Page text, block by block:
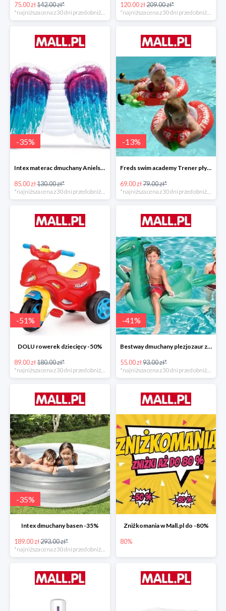
75.00 zł142.00 zł*
*najniższa cena z 30 dni przed obniżką
120.00 zł209.00 zł*
*najniższa cena z 30 dni przed obniżką
-35%
Intex materac dmuchany Anielskie skrzydła -34%
85.00 zł130.00 zł*
-13%
Freds swim academy Trener pływania
69.00 zł79.00 zł*
-51%
DOLU rowerek dziecięcy -50%
89.00 zł180.00 zł*
*najniższa cena z 30 dni przed obniżką
-41%
Bestway dmuchany plezjozaur z uchwytami -40%
55.00 zł93.00 zł*
*najniższa cena z 30 dni przed obniżką
-35%
Intex dmuchany basen -35%
189.00 zł293.00 zł*
Zniżkomania w Mall.pl do -80%
80%